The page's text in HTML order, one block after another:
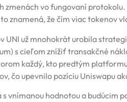
vo fungovaní
znamená, že čím viac tokenov
už mnohokrát urobila
s cieľom znížiť transakčné
každý, kto predtým
čo upevnilo pozíciu Uniswapu
vnímanou hodnotou a budúcim